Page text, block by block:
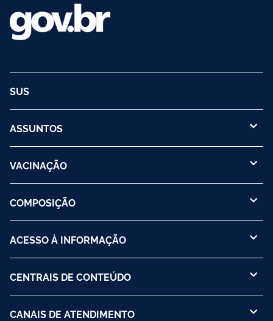
SUS
ASSUNTOS
VACINAÇÃO
COMPOSIÇÃO
ACESSO À INFORMAÇÃO
CENTRAIS DE CONTEÚDO
CANAIS DE ATENDIMENTO